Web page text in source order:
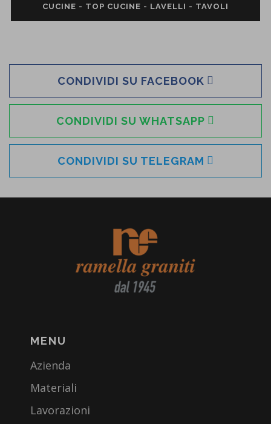
CUCINE - TOP CUCINE - LAVELLI - TAVOLI
CONDIVIDI SU FACEBOOK
CONDIVIDI SU WHATSAPP
CONDIVIDI SU TELEGRAM
MENU
Azienda
Materiali
Lavorazioni